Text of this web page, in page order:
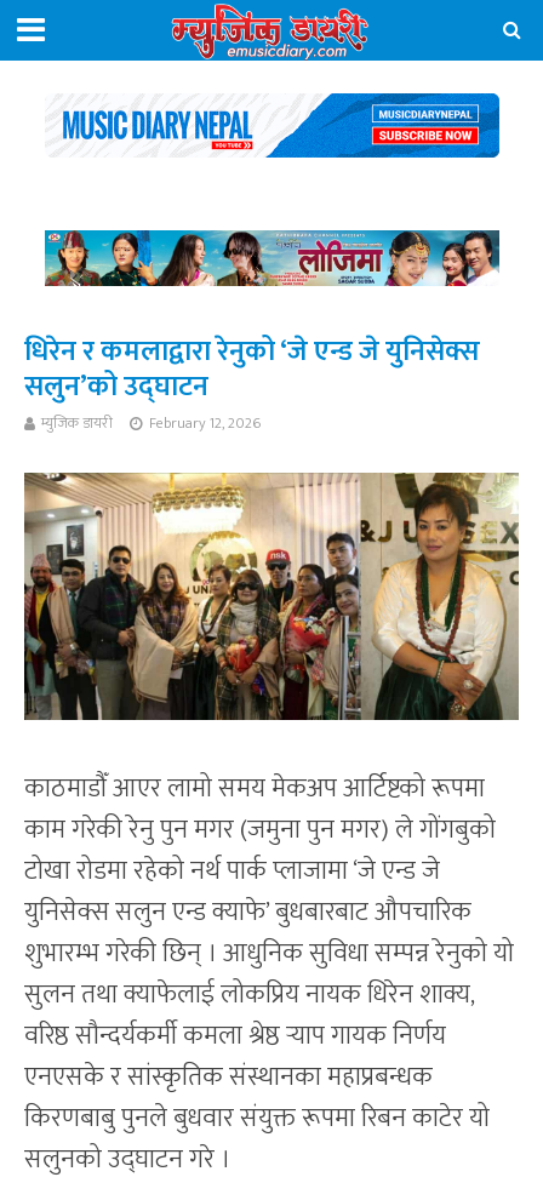
धिरेन र कमलाद्वारा रेनुको ‘जे एन्ड जे युनिसेक्स
सलुन’को उद्घाटन
म्युजिक डायरी February 12, 2026
काठमाडौँ आएर लामो समय मेकअप आर्टिष्टको रूपमा
काम गरेकी रेनु पुन मगर (जमुना पुन मगर) ले गोंगबुको
टोखा रोडमा रहेको नर्थ पार्क प्लाजामा ‘जे एन्ड जे
युनिसेक्स सलुन एन्ड क्याफे’ बुधबारबाट औपचारिक
शुभारम्भ गरेकी छिन् । आधुनिक सुविधा सम्पन्न रेनुको यो
सुलन तथा क्याफेलाई लोकप्रिय नायक धिरेन शाक्य,
वरिष्ठ सौन्दर्यकर्मी कमला श्रेष्ठ र्‍याप गायक निर्णय
एनएसके र सांस्कृतिक संस्थानका महाप्रबन्धक
किरणबाबु पुनले बुधवार संयुक्त रूपमा रिबन काटेर यो
सलुनको उद्घाटन गरे ।